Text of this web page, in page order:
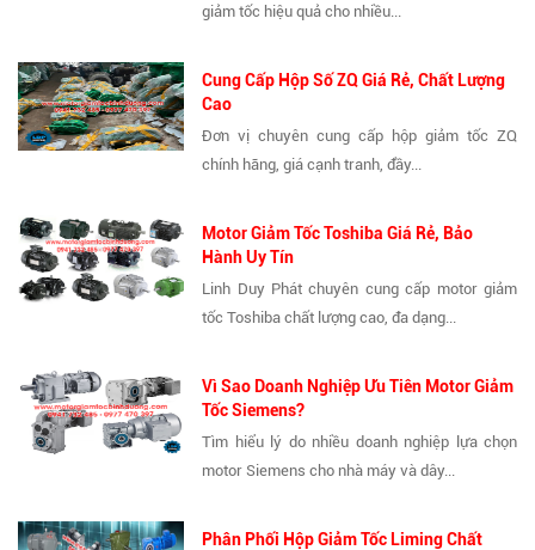
giảm tốc hiệu quả cho nhiều...
Cung Cấp Hộp Số ZQ Giá Rẻ, Chất Lượng
Cao
Đơn vị chuyên cung cấp hộp giảm tốc ZQ
chính hãng, giá cạnh tranh, đầy...
Motor Giảm Tốc Toshiba Giá Rẻ, Bảo
Hành Uy Tín
Linh Duy Phát chuyên cung cấp motor giảm
tốc Toshiba chất lượng cao, đa dạng...
Vì Sao Doanh Nghiệp Ưu Tiên Motor Giảm
Tốc Siemens?
Tìm hiểu lý do nhiều doanh nghiệp lựa chọn
motor Siemens cho nhà máy và dây...
Phân Phối Hộp Giảm Tốc Liming Chất